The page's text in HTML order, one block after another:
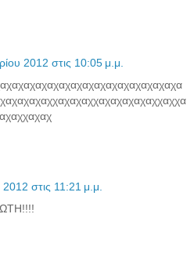
2012 στις 10:05 μ.μ.
στις 11:21 μ.μ.